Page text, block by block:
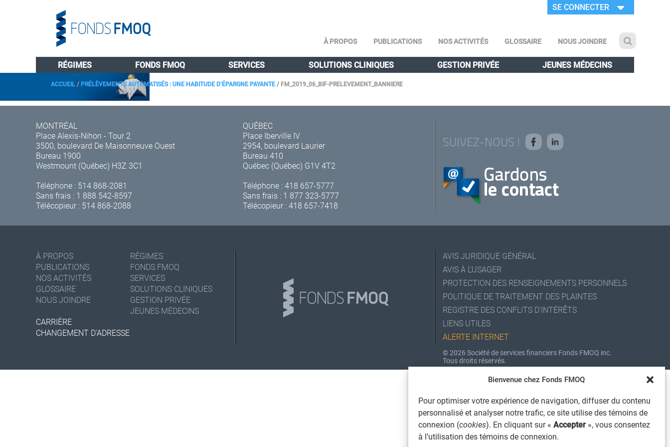
Bienvenue chez Fonds FMOQ
Pour optimiser votre expérience de navigation, diffuser du contenu
personnalisé et analyser notre trafic, ce site utilise des témoins de
connexion (cookies). En cliquant sur « Accepter », vous consentez
à l’utilisation des témoins de connexion.
SE CONNECTER
À PROPOS PUBLICATIONS NOS ACTIVITÉS GLOSSAIRE NOUS JOINDRE
RÉGIMES FONDS FMOQ SERVICES SOLUTIONS CLINIQUES GESTION PRIVÉE JEUNES MÉDECINS
ACCUEIL/ PRÉLÈVEMENTS AUTOMATISÉS : UNE HABITUDE D’ÉPARGNE PAYANTE/ FM_2019_06_BIF-PRELEVEMENT_BANNIERE
MONTRÉAL
Place Alexis-Nihon - Tour 2
3500, boulevard De Maisonneuve Ouest
Bureau 1900
Westmount (Québec) H3Z 3C1
Téléphone : 514 868-2081
Sans frais : 1 888 542-8597
Télécopieur : 514 868-2088
QUÉBEC
Place Iberville IV
2954, boulevard Laurier
Bureau 410
Québec (Québec) G1V 4T2
Téléphone :418 657-5777
Sans frais : 1 877 323-5777
Télécopieur : 418 657-7418
SUIVEZ-NOUS !
À PROPOS
PUBLICATIONS
NOS ACTIVITÉS
GLOSSAIRE
NOUS JOINDRE
RÉGIMES
FONDS FMOQ
SERVICES
SOLUTIONS CLINIQUES
GESTION PRIVÉE
JEUNES MÉDECINS
CARRIÈRE
CHANGEMENT D'ADRESSE
AVIS JURIDIQUE GÉNÉRAL
AVIS À L'USAGER
PROTECTION DES RENSEIGNEMENTS PERSONNELS
POLITIQUE DE TRAITEMENT DES PLAINTES
REGISTRE DES CONFLITS D'INTÉRÊTS
LIENS UTILES
ALERTE INTERNET
© 2026 Société de services financiers Fonds FMOQ inc.
Tous droits réservés.